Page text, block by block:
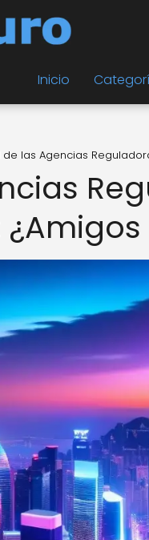
Inicio
de las Agencias